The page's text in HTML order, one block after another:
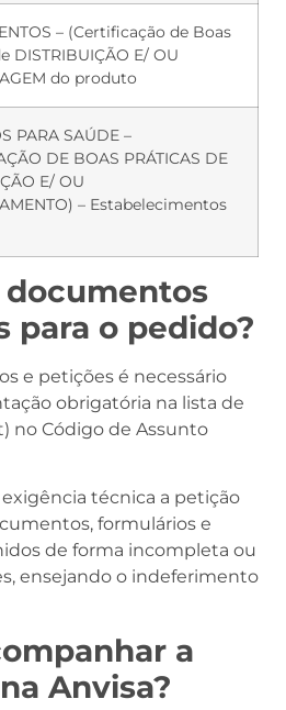
– (Certificação de Boas
DISTRIBUIÇÃO E/ OU
do produto
PARA SAÚDE –
DE BOAS PRÁTICAS DE
E/ OU
– Estabelecimentos
documentos
para o pedido?
e petições é necessário
obrigatória na lista de
no Código de Assunto
exigência técnica a petição
formulários e
de forma incompleta ou
ensejando o indeferimento
a
Anvisa?